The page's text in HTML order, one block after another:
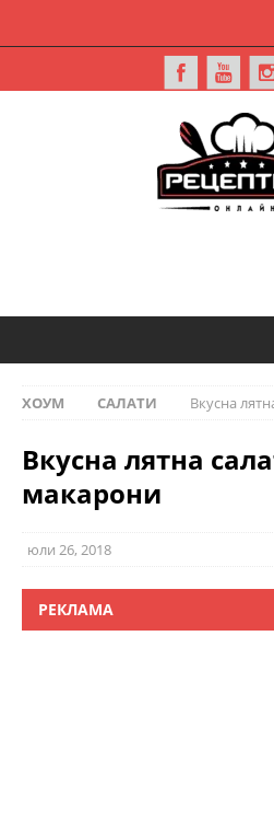
ХОУМ САЛАТИ Вкусна
Вкусна лятна
макарони
юли 26, 2018
РЕКЛАМА